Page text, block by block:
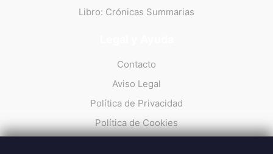
Libro: Crónicas Summarias
Contacto
Aviso Legal
Política de Privacidad
Política de Cookies